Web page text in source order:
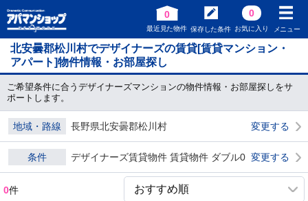
0
最近見た物件 保存した条件
0
お気に入り メニュー
北安曇郡松川村でデザイナーズの賃貸[賃貸マンション・
アパート]物件情報・お部屋探し
ご希望条件に合うデザイナーズマンションの物件情報・お部屋探しをサ
ポートします。
地域・路線 長野県北安曇郡松川村 変更する
条件 デザイナーズ賃貸物件 賃貸物件 ダブル0 変更する
0件